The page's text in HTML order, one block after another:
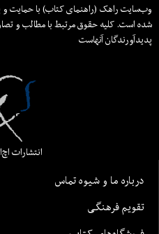
وب‌سایت راهک (راهنمای کتاب) با حمایت و
شده است. کلیه حقوق مرتبط با مطالب و
پدیدآورندگان آنهاست
انتشارات
درباره ما و شیوه تماس
تقویم فرهنگی